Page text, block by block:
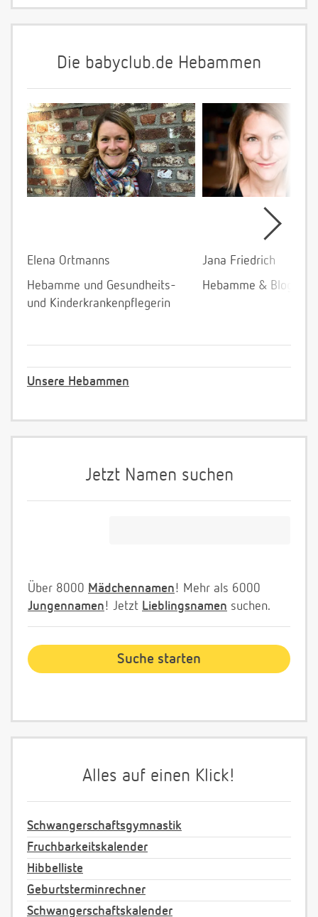
Die babyclub.de Hebammen
Elena Ortmanns
Hebamme und Gesundheits-
und Kinderkrankenpflegerin
Jana Friedrich
Hebamme &
Unsere Hebammen
Jetzt Namen suchen
Über 8000 Mädchennamen! Mehr als 6000
Jungennamen! Jetzt Lieblingsnamen suchen.
Alles auf einen Klick!
Schwangerschaftsgymnastik
Fruchbarkeitskalender
Hibbelliste
Geburtsterminrechner
Schwangerschaftskalender